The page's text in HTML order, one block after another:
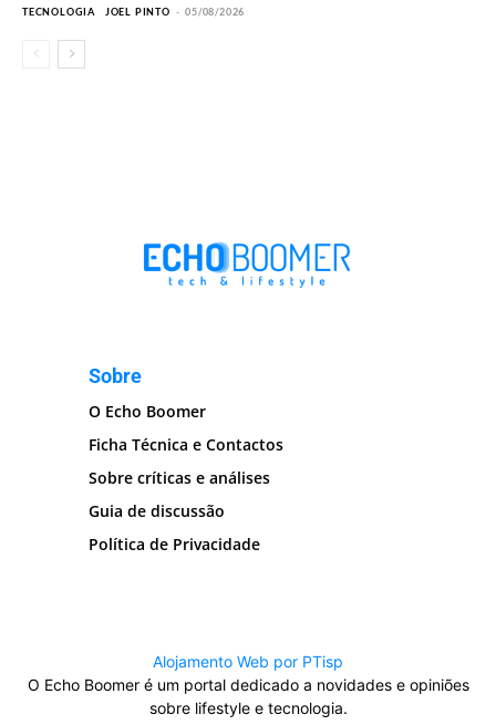
TECNOLOGIA JOEL PINTO - 05/08/2026
Sobre
O Echo Boomer
Ficha Técnica e Contactos
Sobre críticas e análises
Guia de discussão
Política de Privacidade
Alojamento Web por PTisp
O Echo Boomer é um portal dedicado a novidades e opiniões
sobre lifestyle e tecnologia.